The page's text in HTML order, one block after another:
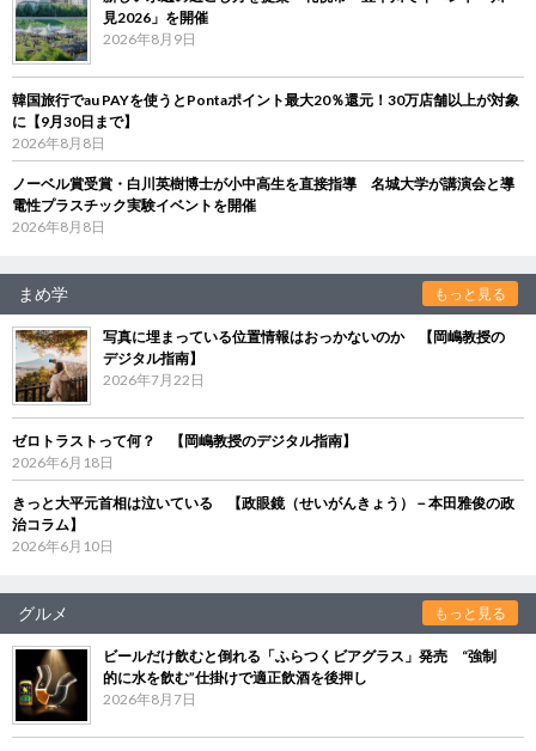
見2026」を開催
2026年8月9日
韓国旅行でau PAYを使うとPontaポイント最大20％還元！30万店舗以上が対象
に【9月30日まで】
2026年8月8日
ノーベル賞受賞・白川英樹博士が小中高生を直接指導 名城大学が講演会と導
電性プラスチック実験イベントを開催
2026年8月8日
まめ学 もっと見る
写真に埋まっている位置情報はおっかないのか 【岡嶋教授の
デジタル指南】
2026年7月22日
ゼロトラストって何？ 【岡嶋教授のデジタル指南】
2026年6月18日
きっと大平元首相は泣いている 【政眼鏡（せいがんきょう）－本田雅俊の政
治コラム】
2026年6月10日
グルメ もっと見る
ビールだけ飲むと倒れる「ふらつくビアグラス」発売 “強制
的に水を飲む”仕掛けで適正飲酒を後押し
2026年8月7日